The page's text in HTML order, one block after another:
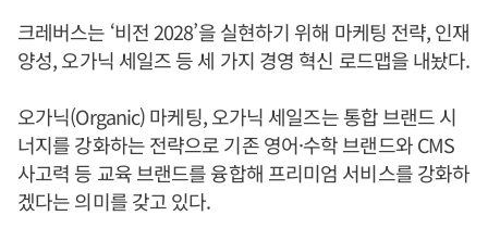
크레버스는 ‘비전 2028’을 실현하기 위해 마케팅 전략, 인재
양성, 오가닉 세일즈 등 세 가지 경영 혁신 로드맵을 내놨다.
오가닉(Organic) 마케팅, 오가닉 세일즈는 통합 브랜드 시
너지를 강화하는 전략으로 기존 영어·수학 브랜드와 CMS
사고력 등 교육 브랜드를 융합해 프리미엄 서비스를 강화하
겠다는 의미를 갖고 있다.